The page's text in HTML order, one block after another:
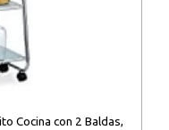
Cocina con 2 Baldas,